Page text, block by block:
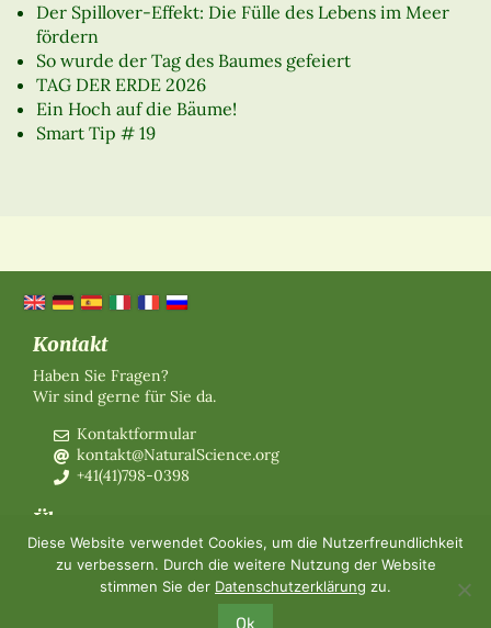
Der Spillover-Effekt: Die Fülle des Lebens im Meer
fördern
So wurde der Tag des Baumes gefeiert
TAG DER ERDE 2026
Ein Hoch auf die Bäume!
Smart Tip # 19
Kontakt
Haben Sie Fragen?
Wir sind gerne für Sie da.
Kontaktformular
kontakt@NaturalScience.org
+41(41)798-0398
Über uns
Organisation
Mitgliedschaft
Über uns
Diese Website verwendet Cookies, um die Nutzerfreundlichkeit
zu verbessern. Durch die weitere Nutzung der Website
stimmen Sie der Datenschutzerklärung zu.
Ok